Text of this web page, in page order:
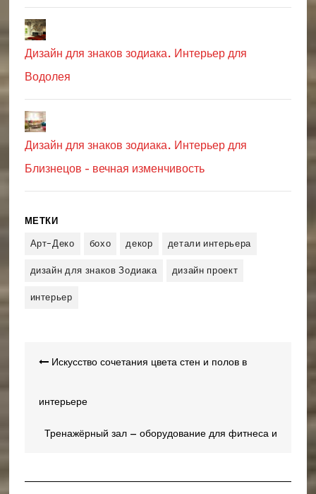
Дизайн для знаков зодиака. Интерьер для
Водолея
Дизайн для знаков зодиака. Интерьер для
Близнецов - вечная изменчивость
МЕТКИ
Арт-Деко
бохо декор
детали интерьера
дизайн для знаков Зодиака
дизайн проект
интерьер
Навигация
записям
Искусство сочетания цвета стен и полов в
интерьере
Тренажёрный зал – оборудование для фитнеса и